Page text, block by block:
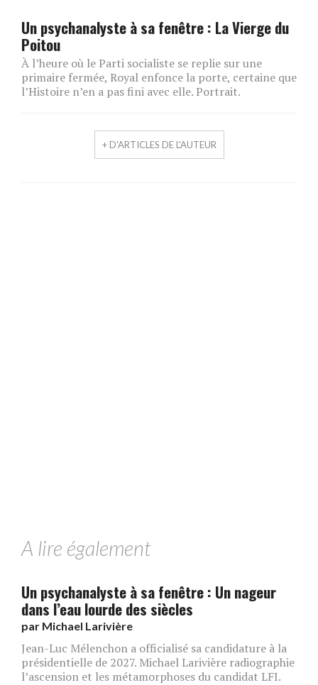
Un psychanalyste à sa fenêtre : La Vierge du
Poitou
À l’heure où le Parti socialiste se replie sur une
primaire fermée, Royal enfonce la porte, certaine que
l’Histoire n’en a pas fini avec elle. Portrait.
+ D'ARTICLES DE L'AUTEUR
A lire également
Un psychanalyste à sa fenêtre : Un nageur
dans l’eau lourde des siècles
par Michael Larivière
Jean-Luc Mélenchon a officialisé sa candidature à la
présidentielle de 2027. Michael Larivière radiographie
l’ascension et les métamorphoses du candidat LFI.